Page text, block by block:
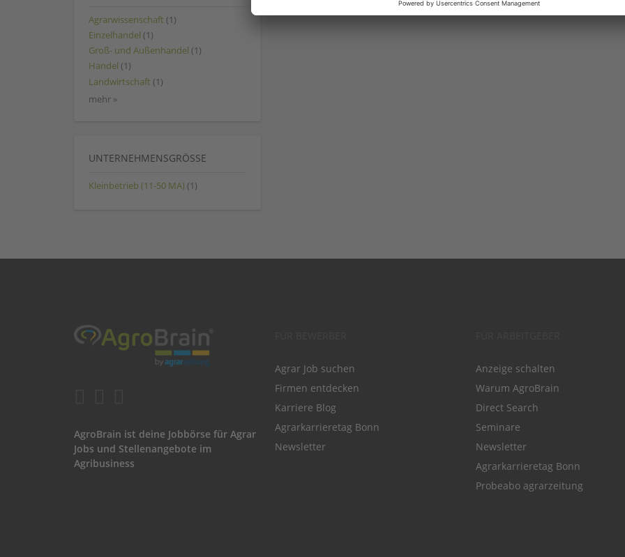
Agrarwissenschaft (1)
Einzelhandel (1)
Groß- und Außenhandel (1)
Handel (1)
Landwirtschaft (1)
mehr »
UNTERNEHMENSGRÖSSE
Kleinbetrieb (11-50 MA) (1)
AgroBrain ist deine Jobbörse für Agrar
Jobs und Stellenangebote im
Agribusiness
Agrar Job suchen
Firmen entdecken
Karriere Blog
Agrarkarrieretag Bonn
Newsletter
Anzeige schalten
Warum AgroBrain
Direct Search
Seminare
Newsletter
Agrarkarrieretag Bonn
Probeabo agrarzeitung